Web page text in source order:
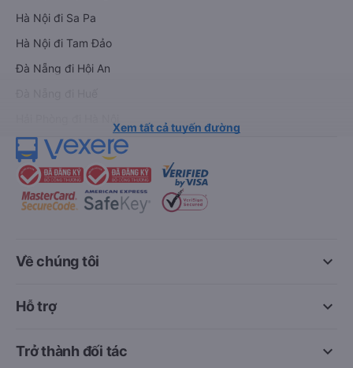
Hà Nội đi Sa Pa
Hà Nội đi Tam Đảo
Đà Nẵng đi Hội An
Xem tất cả tuyến đường
keyboard_arrow_down
Về chúng tôi
keyboard_arrow_down
Hỗ trợ
keyboard_arrow_down
Trở thành đối tác